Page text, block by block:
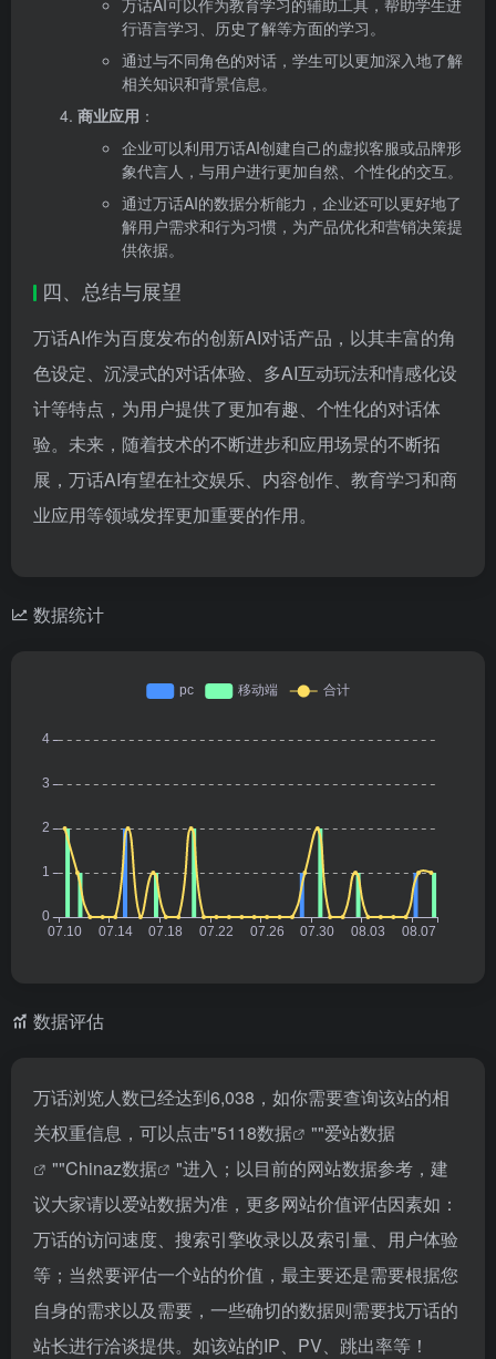
万话AI可以作为教育学习的辅助工具，帮助学生进
行语言学习、历史了解等方面的学习。
通过与不同角色的对话，学生可以更加深入地了解
相关知识和背景信息。
商业应用 ：
企业可以利用万话AI创建自己的虚拟客服或品牌形
象代言人，与用户进行更加自然、个性化的交互。
通过万话AI的数据分析能力，企业还可以更好地了
解用户需求和行为习惯，为产品优化和营销决策提
供依据。
四、总结与展望
万话AI作为百度发布的创新AI对话产品，以其丰富的角
色设定、沉浸式的对话体验、多AI互动玩法和情感化设
计等特点，为用户提供了更加有趣、个性化的对话体
验。未来，随着技术的不断进步和应用场景的不断拓
展，万话AI有望在社交娱乐、内容创作、教育学习和商
业应用等领域发挥更加重要的作用。
数据统计
数据评估
万话浏览人数已经达到6,038，如你需要查询该站的相
关权重信息，可以点击"5118数据 ""爱站数据
""Chinaz数据
"进入；以目前的网站数据参考，建
议大家请以爱站数据为准，更多网站价值评估因素如：
万话的访问速度、搜索引擎收录以及索引量、用户体验
等；当然要评估一个站的价值，最主要还是需要根据您
自身的需求以及需要，一些确切的数据则需要找万话的
站长进行洽谈提供。如该站的IP、PV、跳出率等！